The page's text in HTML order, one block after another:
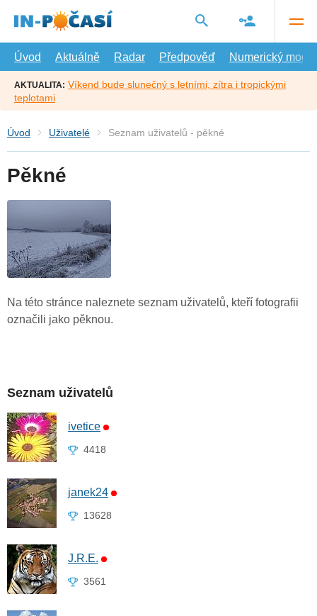
hlavní
Úvod
Aktuálně Radar Předpověď Numerický model
AKTUALITA: Víkend bude slunečný s letními, zítra i tropickými
teplotami
Úvod Uživatelé Seznam uživatelů - pěkné
Pěkné
Na této stránce naleznete seznam uživatelů, kteří fotografii
označili jako pěknou.
Seznam uživatelů
ivetice
4418
janek24
13628
J.R.E.
3561